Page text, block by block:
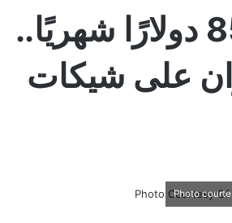
بزيادة قد تصل لـ 85 دولارًا شهريًا..
على شيكات